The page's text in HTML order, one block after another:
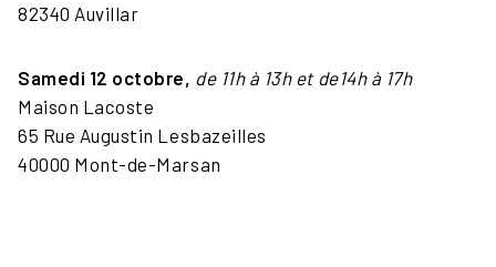
82340 Auvillar
Samedi 12 octobre, de 11h à 13h et de14h à 17h
Maison Lacoste
65 Rue Augustin Lesbazeilles
40000 Mont-de-Marsan